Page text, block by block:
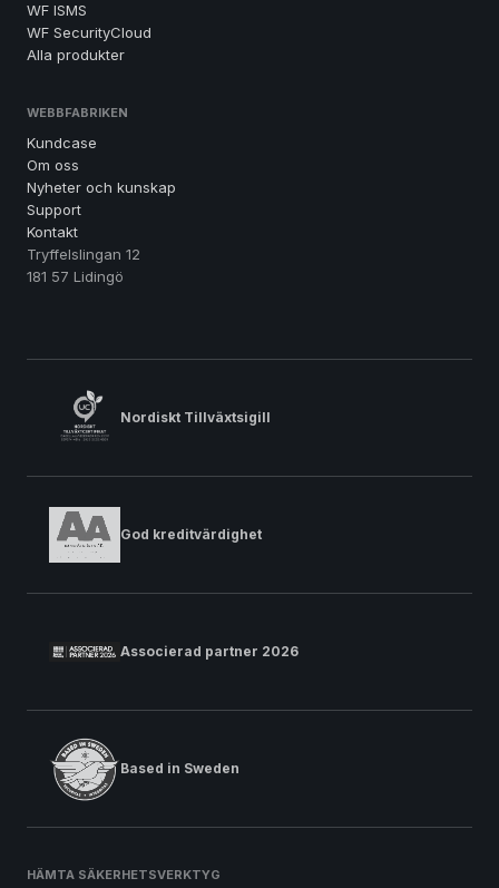
WF ISMS
WF SecurityCloud
Alla produkter
WEBBFABRIKEN
Kundcase
Om oss
Nyheter och kunskap
Support
Kontakt
Tryffelslingan 12
181 57 Lidingö
Nordiskt Tillväxtsigill
God kreditvärdighet
Associerad partner 2026
Based in Sweden
HÄMTA SÄKERHETSVERKTYG